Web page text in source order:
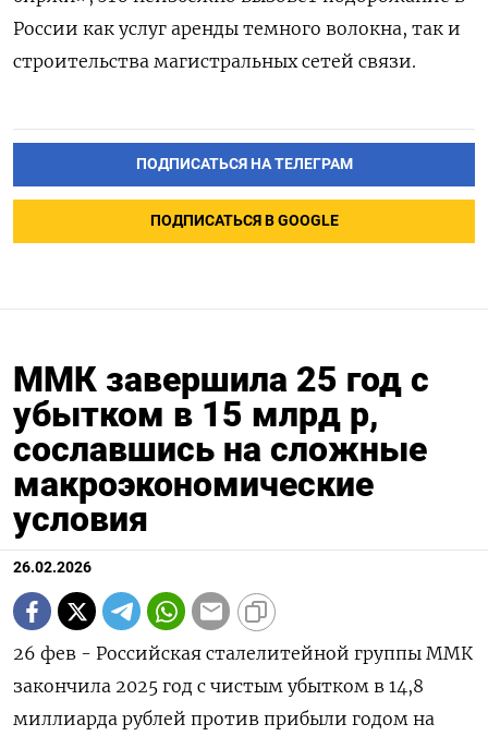
России как услуг аренды темного волокна, так и
строительства магистральных сетей связи.
ПОДПИСАТЬСЯ НА ТЕЛЕГРАМ
ПОДПИСАТЬСЯ В GOOGLE
ММК завершила 25 год с
убытком в 15 млрд р,
сославшись на сложные
макроэкономические
условия
26.02.2026
26 фев - Российская сталелитейной группы ММК
закончила 2025 год с чистым убытком в 14,8
миллиарда рублей против прибыли годом на